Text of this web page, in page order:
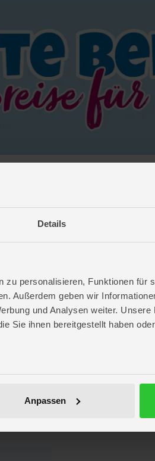
Details
zu personalisieren, Funktionen für
Außerdem geben wir
und Analysen weiter.
Sie ihnen bereitgestellt haben
Anpassen
Sammeln oder Mixen von Köpfen,
Vorauswahl einer bestimmten Ausführung